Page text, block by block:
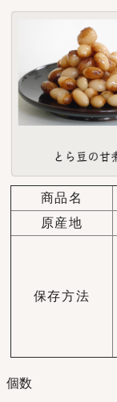
商品名
原産地
保存方法
個数